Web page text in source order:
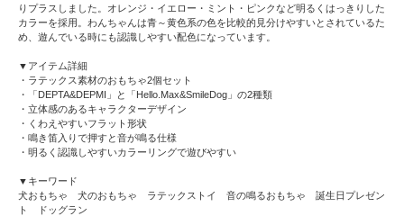
りプラスしました。オレンジ・イエロー・ミント・ピンクなど明るくはっきりした
カラーを採用。わんちゃんは青～黄色系の色を比較的見分けやすいとされているた
め、遊んでいる時にも認識しやすい配色になっています。
▼アイテム詳細
・ラテックス素材のおもちゃ2個セット
・「DEPTA&DEPMI」と「Hello.Max&SmileDog」の2種類
・立体感のあるキャラクターデザイン
・くわえやすいフラット形状
・鳴き笛入りで押すと音が鳴る仕様
・明るく認識しやすいカラーリングで遊びやすい
▼キーワード
犬おもちゃ 犬のおもちゃ ラテックストイ 音の鳴るおもちゃ 誕生日プレゼン
ト ドッグラン